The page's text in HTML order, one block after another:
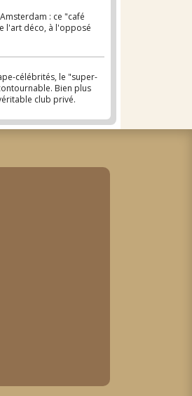
: ce "café
l'art déco, à l'opposé
célébrités, le "super-
Bien plus
club privé.